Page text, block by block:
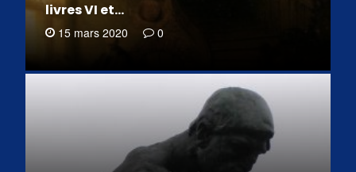
livres VI et…
15 mars 2020 0